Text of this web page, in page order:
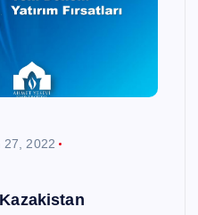
27, 2022
Kazakistan